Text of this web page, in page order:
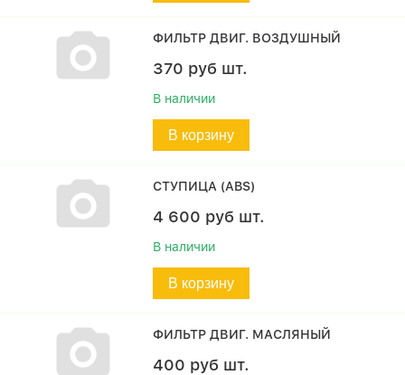
ФИЛЬТР ДВИГ. ВОЗДУШНЫЙ
370 руб шт.
В наличии
В корзину
СТУПИЦА (ABS)
4 600 руб шт.
В наличии
В корзину
ФИЛЬТР ДВИГ. МАСЛЯНЫЙ
400 руб шт.